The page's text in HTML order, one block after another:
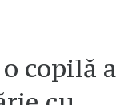
copilă a